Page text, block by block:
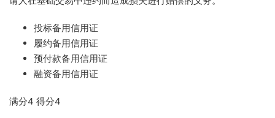
投标备用信用证
履约备用信用证
预付款备用信用证
融资备用信用证
满分4 得分4